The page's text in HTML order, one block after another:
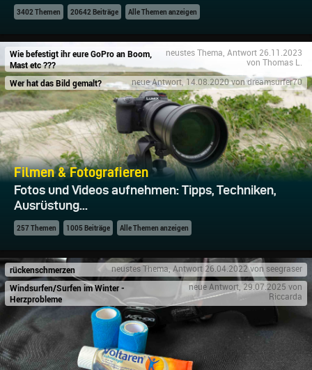
3402 Themen 20642 Beiträge Alle Themen anzeigen
Wie befestigt ihr eure GoPro an Boom,
Mast etc ???
neustes Thema, Antwort 26.11.2023
von Thomas L.
Wer hat das Bild gemalt? neue Antwort, 14.08.2020 von dreamsurfer70
Filmen & Fotografieren
Fotos und Videos aufnehmen: Tipps, Techniken,
Ausrüstung...
257 Themen 1005 Beiträge Alle Themen anzeigen
rückenschmerzen neustes Thema, Antwort 26.04.2022 von seegraser
Windsurfen/Surfen im Winter -
Herzprobleme
neue Antwort, 29.07.2025 von
Riccarda